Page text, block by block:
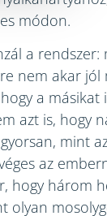
módon.
a rendszer:
nem akar jól
a másikat
azt is, hogy
mint
az
hogy három
olyan